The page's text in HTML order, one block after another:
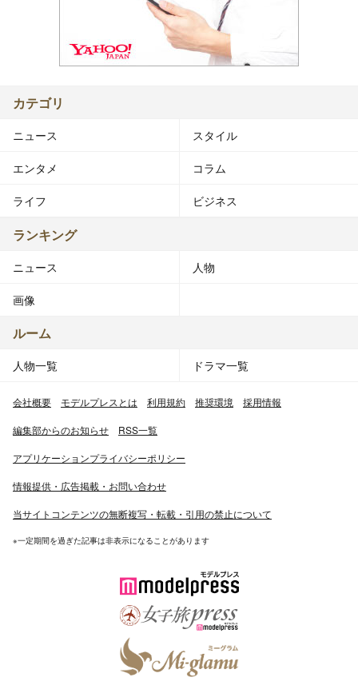
カテゴリ
ニュース スタイル
エンタメ コラム
ライフ ビジネス
ランキング
ニュース 人物
画像
ルーム
人物一覧 ドラマ一覧
会社概要 モデルプレスとは 利用規約 推奨環境 採用情報
編集部からのお知らせ RSS一覧
アプリケーションプライバシーポリシー
情報提供・広告掲載・お問い合わせ
当サイトコンテンツの無断複写・転載・引用の禁止について
※一定期間を過ぎた記事は非表示になることがあります